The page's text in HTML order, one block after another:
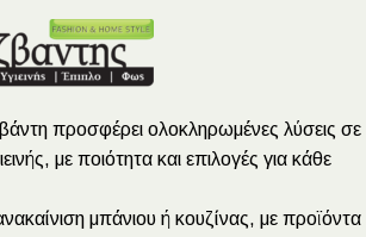
προσφέρει ολοκληρωμένες λύσεις σε
με ποιότητα και επιλογές για κάθε
μπάνιου ή κουζίνας, με προϊόντα